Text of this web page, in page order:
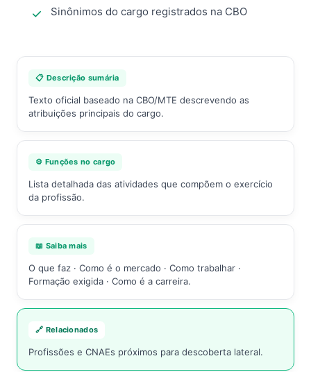
Sinônimos do cargo registrados na CBO
📋 Descrição sumária
Texto oficial baseado na CBO/MTE descrevendo as
atribuições principais do cargo.
⚙️ Funções no cargo
Lista detalhada das atividades que compõem o exercício
da profissão.
📖 Saiba mais
O que faz · Como é o mercado · Como trabalhar ·
Formação exigida · Como é a carreira.
🔗 Relacionados
Profissões e CNAEs próximos para descoberta lateral.